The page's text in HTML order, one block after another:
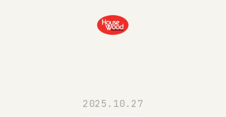
2025.10.27